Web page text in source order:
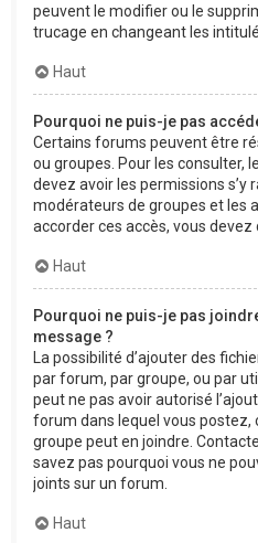
peuvent le modifier ou le
trucage en changeant les
Haut
Pourquoi ne puis-je pas
Certains forums peuvent être
ou groupes. Pour les consulter,
devez avoir les permissions s’y
modérateurs de groupes et les
accorder ces accès, vous devez
Haut
Pourquoi ne puis-je pas
message ?
La possibilité d’ajouter des
par forum, par groupe, ou par
peut ne pas avoir autorisé
forum dans lequel vous postez,
groupe peut en joindre.
savez pas pourquoi vous ne
joints sur un forum.
Haut